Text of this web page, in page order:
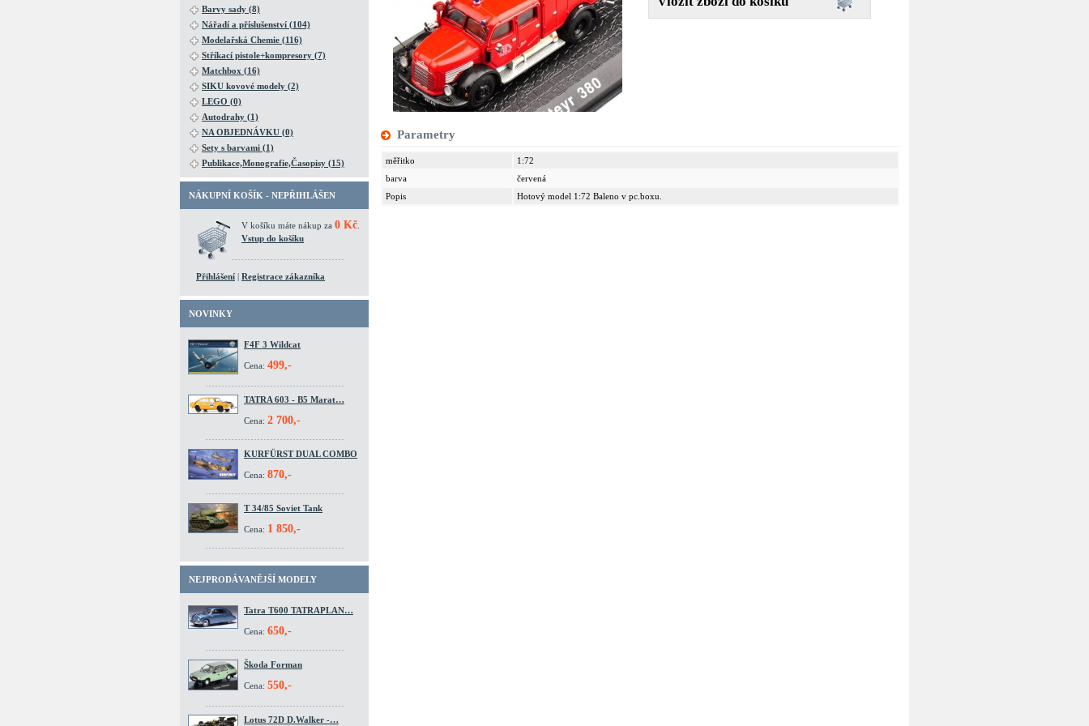
Barvy sady (8)
Nářadí a příslušenství (104)
Modelařská Chemie (116)
Stříkací pistole+kompresory (7)
Matchbox (16)
SIKU kovové modely (2)
LEGO (0)
Autodrahy (1)
NA OBJEDNÁVKU (0)
Sety s barvami (1)
Publikace,Monografie,Časopisy (15)
NÁKUPNÍ KOŠÍK - NEPŘIHLÁŠEN
V košíku máte nákup za 0 Kč
Vstup do košíku
Přihlášení | Registrace zákazníka
NOVINKY
F4F 3 Wildcat
Cena: 499,-
TATRA 603 - B5 Marat…
Cena: 2 700,-
KURFÜRST DUAL COMBO
Cena: 870,-
T 34/85 Soviet Tank
Cena: 1 850,-
NEJPRODÁVANĚJŠÍ MODELY
Tatra T600 TATRAPLAN…
Cena: 650,-
Škoda Forman
Cena: 550,-
Lotus 72D D.Walker -…
Parametry
měřitko
1:72
barva
červená
Popis
Hotový model 1:72 Baleno v pc.boxu.